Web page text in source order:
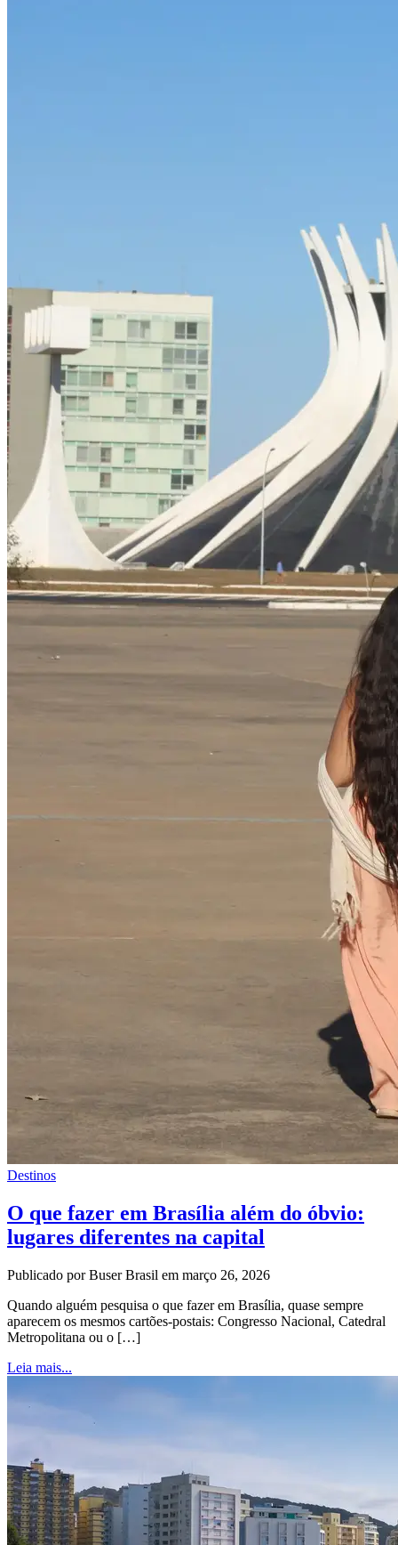
Destinos
O que fazer em Brasília além do óbvio:
lugares diferentes na capital
Publicado por Buser Brasil em março 26, 2026
Quando alguém pesquisa o que fazer em Brasília, quase sempre
aparecem os mesmos cartões-postais: Congresso Nacional, Catedral
Metropolitana ou o […]
Leia mais...